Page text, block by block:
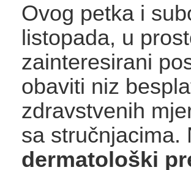
Ovog petka i
listopada, u
zainteresirani
obaviti niz
zdravstvenih
sa stručnjacima.
dermatološki